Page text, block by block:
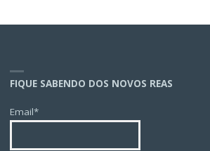
FIQUE SABENDO DOS NOVOS REAS
Email*